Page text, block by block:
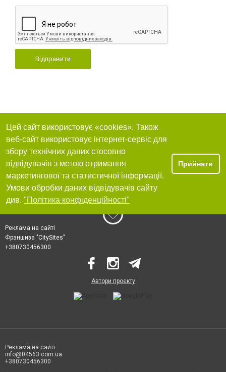
Відправити
Цей сайт використовує «cookies». Також
веб-сайт використовує інтернет-сервіс для
збору технічних даних стосовно
відвідувачів з метою отримання
маркетингової та статистичної інформації.
Умови обробки даних відвідувачів сайту
див. "Політика конфіденційності"
Прийняти
Реклама на сайті
Франшиза "CitySites"
+380730456300
Автори проєкту
Реклама на сайті
info@04563.com.ua
+380730456300